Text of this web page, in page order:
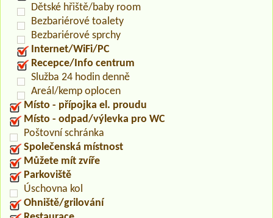
Dětské hřiště/baby room
Bezbariérové toalety
Bezbariérové sprchy
Internet/WiFi/PC
Recepce/Info centrum
Služba 24 hodin denně
Areál/kemp oplocen
Místo - přípojka el. proudu
Místo - odpad/výlevka pro WC
Poštovní schránka
Společenská místnost
Můžete mít zvíře
Parkoviště
Úschovna kol
Ohniště/grilování